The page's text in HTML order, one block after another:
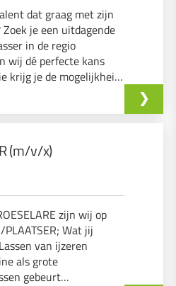
dat graag met zijn
je een uitdagende
in de regio
wij dé perfecte kans
krijg je de mogelijkheid
(m/v/x)
zijn wij op
Wat jij
van ijzeren
als grote
gebeurt